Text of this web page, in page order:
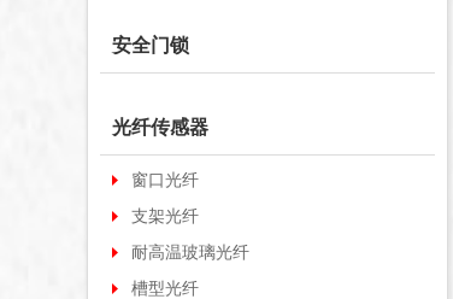
安全门锁
光纤传感器
窗口光纤
支架光纤
耐高温玻璃光纤
槽型光纤